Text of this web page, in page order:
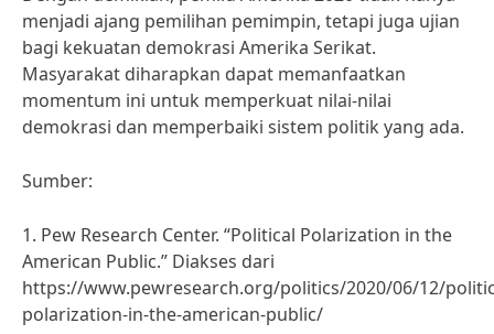
menjadi ajang pemilihan pemimpin, tetapi juga ujian
bagi kekuatan demokrasi Amerika Serikat.
Masyarakat diharapkan dapat memanfaatkan
momentum ini untuk memperkuat nilai-nilai
demokrasi dan memperbaiki sistem politik yang ada.
Sumber:
1. Pew Research Center. “Political Polarization in the
American Public.” Diakses dari
https://www.pewresearch.org/politics/2020/06/12/
polarization-in-the-american-public/